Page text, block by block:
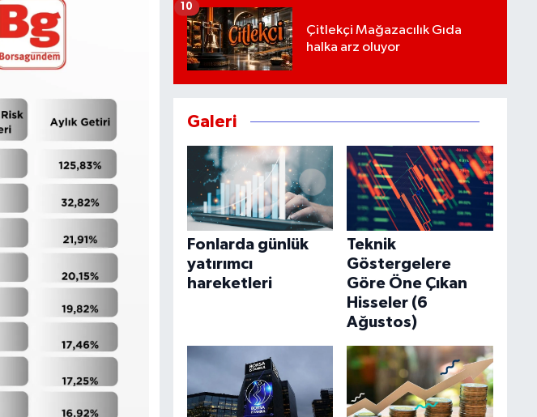
Çitlekçi Mağazacılık Gıda
halka arz oluyor
10
Galeri
Fonlarda günlük
yatırımcı
hareketleri
Teknik
Göstergelere
Göre Öne Çıkan
Hisseler (6
Ağustos)